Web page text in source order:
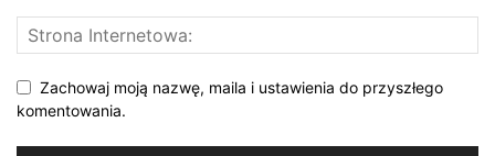
Zachowaj moją nazwę, maila i ustawienia do przyszłego
komentowania.